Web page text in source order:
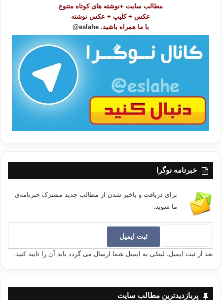
مطالب سایت +نوشته های کوتاه متنوع
عکس + کلیپ + عکس نوشته
با ما همراه باشید. eslahe@
خبرنامه نوگرا
برای دریافت و باخبر شدن از مطالب جدید مشترک خبرنامه‌ی
ما شوید.
بعد از ثبت ایمیل، لینکی به ایمیل شما ارسال می گردد باید آن را تایید کنید.
پربازدیدترین مطالب سایت